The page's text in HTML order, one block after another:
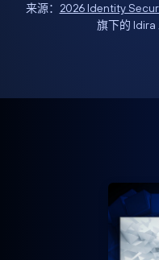
来源： 2026 Identity
旗下的 Idira